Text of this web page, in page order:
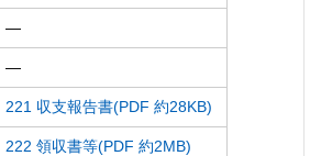
―
―
221 収支報告書(PDF 約28KB)
222 領収書等(PDF 約2MB)